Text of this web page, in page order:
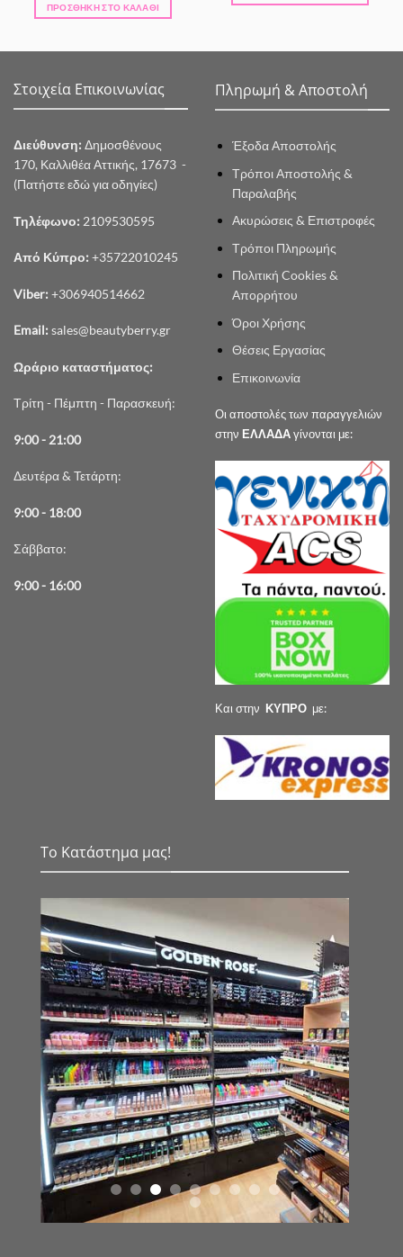
ΠΡΟΣΘΉΚΗ ΣΤΟ ΚΑΛΆΘΙ
Στοιχεία Επικοινωνίας
Διεύθυνση: Δημοσθένους
170, Καλλιθέα Αττικής, 17673 -
(Πατήστε εδώ για οδηγίες)
Τηλέφωνο: 2109530595
Από Κύπρο: +35722010245
Viber: +306940514662
Email: sales@beautyberry.gr
Ωράριο καταστήματος:
Τρίτη - Πέμπτη - Παρασκευή:
9:00 - 21:00
Δευτέρα & Τετάρτη:
9:00 - 18:00
Σάββατο:
9:00 - 16:00
Πληρωμή & Αποστολή
Έξοδα Αποστολής
Τρόποι Αποστολής &
Παραλαβής
Ακυρώσεις & Επιστροφές
Τρόποι Πληρωμής
Πολιτική Cookies &
Απορρήτου
Όροι Χρήσης
Θέσεις Εργασίας
Επικοινωνία
Οι αποστολές των παραγγελιών
στην ΕΛΛΑΔΑγίνονται με:
Και στην ΚΥΠΡΟ με:
Το Κατάστημα μας!